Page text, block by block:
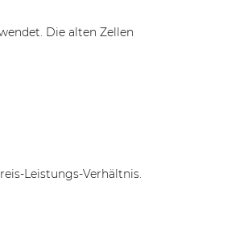
Die alten Zellen
Leistungs-Verhältnis.